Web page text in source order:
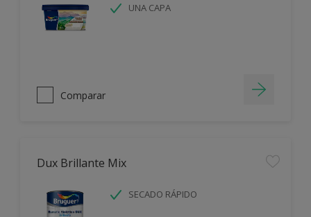
UNA CAPA
Comparar
Dux Brillante Mix
SECADO RÁPIDO